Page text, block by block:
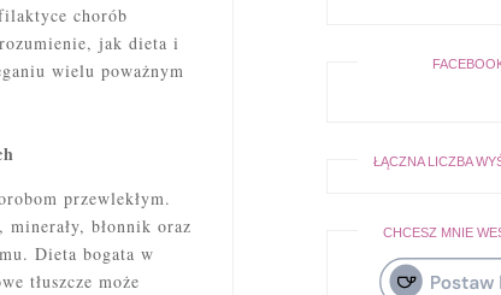
chorób
jak dieta i
wielu poważnym
przewlekłym.
błonnik oraz
Dieta bogata w
tłuszcze może
ŁĄCZNA LICZBA
CHCESZ MNIE